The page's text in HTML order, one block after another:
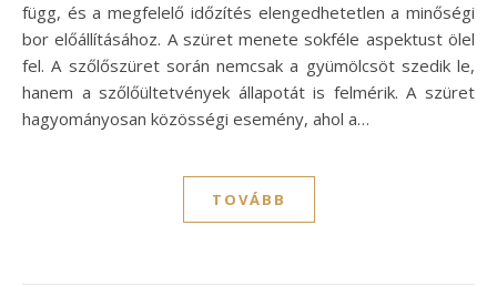
függ, és a megfelelő időzítés elengedhetetlen a minőségi
bor előállításához. A szüret menete sokféle aspektust ölel
fel. A szőlőszüret során nemcsak a gyümölcsöt szedik le,
hanem a szőlőültetvények állapotát is felmérik. A szüret
hagyományosan közösségi esemény, ahol a…
TOVÁBB